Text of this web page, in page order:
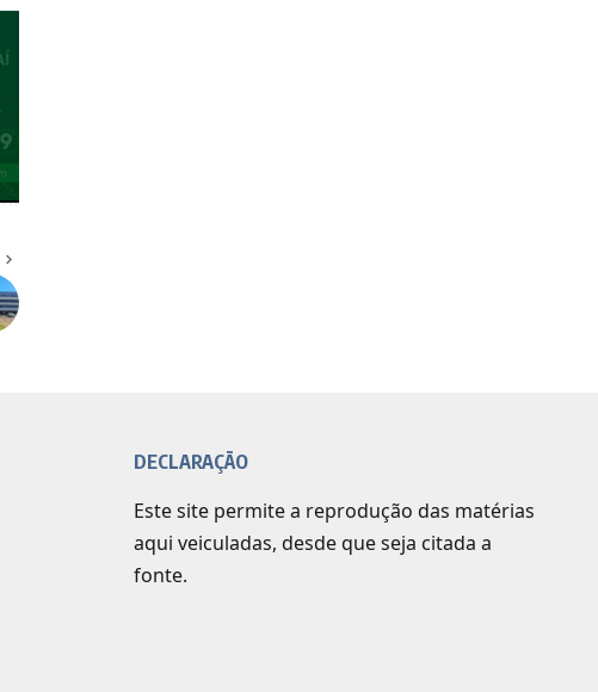
DECLARAÇÃO
Este site permite a reprodução das matérias
aqui veiculadas, desde que seja citada a
fonte.